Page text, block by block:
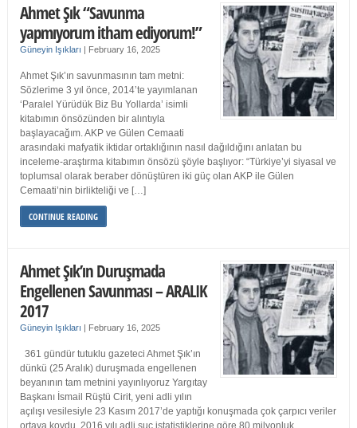
Ahmet Şık “Savunma
yapmıyorum itham ediyorum!”
Güneyin Işıkları | February 16, 2025
Ahmet Şık’ın savunmasının tam metni:
Sözlerime 3 yıl önce, 2014’te yayımlanan
‘Paralel Yürüdük Biz Bu Yollarda’ isimli
kitabımın önsözünden bir alıntıyla
başlayacağım. AKP ve Gülen Cemaati
arasındaki mafyatik iktidar ortaklığının nasıl dağıldığını anlatan bu
inceleme-araştırma kitabımın önsözü şöyle başlıyor: “Türkiye’yi siyasal ve
toplumsal olarak beraber dönüştüren iki güç olan AKP ile Gülen
Cemaati’nin birlikteliği ve […]
CONTINUE READING
Ahmet Şık’ın Duruşmada
Engellenen Savunması – ARALIK
2017
Güneyin Işıkları | February 16, 2025
361 gündür tutuklu gazeteci Ahmet Şık’ın
dünkü (25 Aralık) duruşmada engellenen
beyanının tam metnini yayınlıyoruz Yargıtay
Başkanı İsmail Rüştü Cirit, yeni adli yılın
açılışı vesilesiyle 23 Kasım 2017’de yaptığı konuşmada çok çarpıcı veriler
ortaya koydu. 2016 yılı adli suç istatistiklerine göre 80 milyonluk